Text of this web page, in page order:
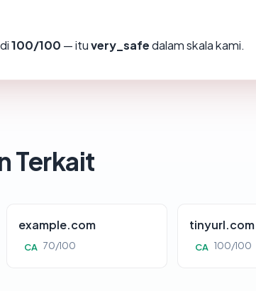
100/100 — ituvery_safedalam skala kami.
Terkait
example.com
CA 70/100
tinyurl.com
CA 100/100